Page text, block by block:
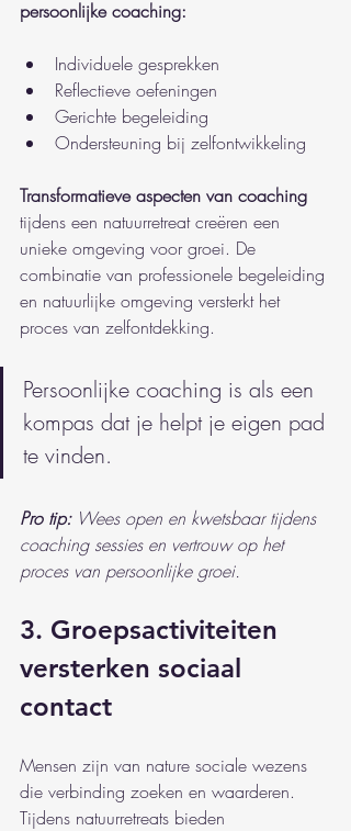
persoonlijke coaching:
Individuele gesprekken
Reflectieve oefeningen
Gerichte begeleiding
Ondersteuning bij zelfontwikkeling
Transformatieve aspecten van coaching
tijdens een natuurretreat creëren een
unieke omgeving voor groei. De
combinatie van professionele begeleiding
en natuurlijke omgeving versterkt het
proces van zelfontdekking.
Persoonlijke coaching is als een
kompas dat je helpt je eigen pad
te vinden.
Pro tip: Wees open en kwetsbaar tijdens
coaching sessies en vertrouw op het
proces van persoonlijke groei.
3. Groepsactiviteiten
versterken sociaal
contact
Mensen zijn van nature sociale wezens
die verbinding zoeken en waarderen.
Tijdens natuurretreats bieden